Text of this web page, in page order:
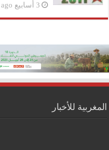
3 أسابيع ago
المغربية للأخبار